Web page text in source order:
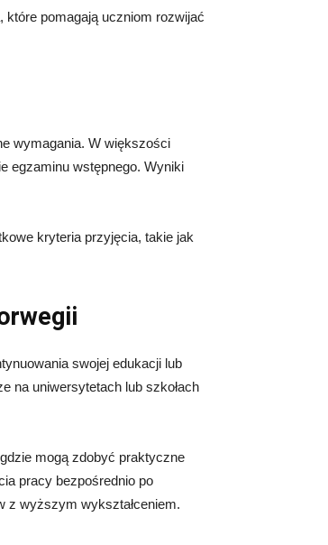
które pomagają uczniom rozwijać
wymagania. W większości
egzaminu wstępnego. Wyniki
kryteria przyjęcia, takie jak
swojej edukacji lub
na uniwersytetach lub szkołach
mogą zdobyć praktyczne
pracy bezpośrednio po
z wyższym wykształceniem.